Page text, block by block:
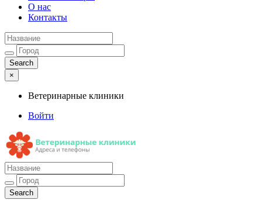
О нас
Контакты
×
Ветеринарные клиники
Войти
Ветеринарные клиники
Адреса и телефоны